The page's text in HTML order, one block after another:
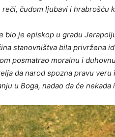
čudom ljubavi i hrabrošću
bio je episkop u gradu
stanovništva bila privržena
posmatrao moralnu i
da narod spozna pravu
u Boga, nadao da će